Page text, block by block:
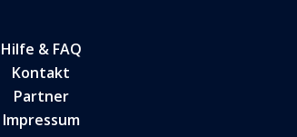
Hilfe & FAQ
Kontakt
Partner
Impressum